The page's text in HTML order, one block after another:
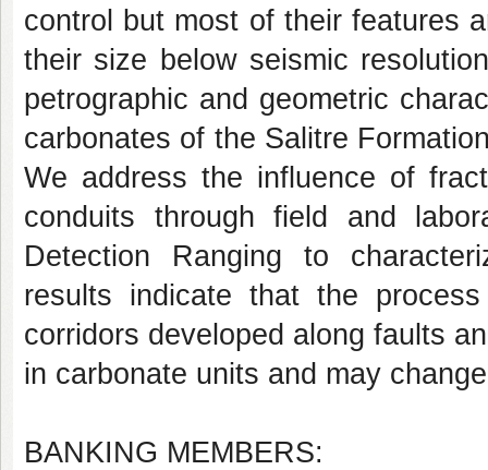
control but most of their features
their size below seismic
petrographic and geometric
carbonates of the Salitre
We address the influence of
conduits through field and
Detection Ranging to
results indicate that the
corridors developed along faults
in carbonate units and may
BANKING MEMBERS: